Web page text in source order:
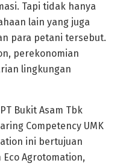
Tapi tidak hanya
lain yang juga
para petani tersebut.
perekonomian
lingkungan
Bukit Asam Tbk
Competency UMK
ini bertujuan
Agrotomation,